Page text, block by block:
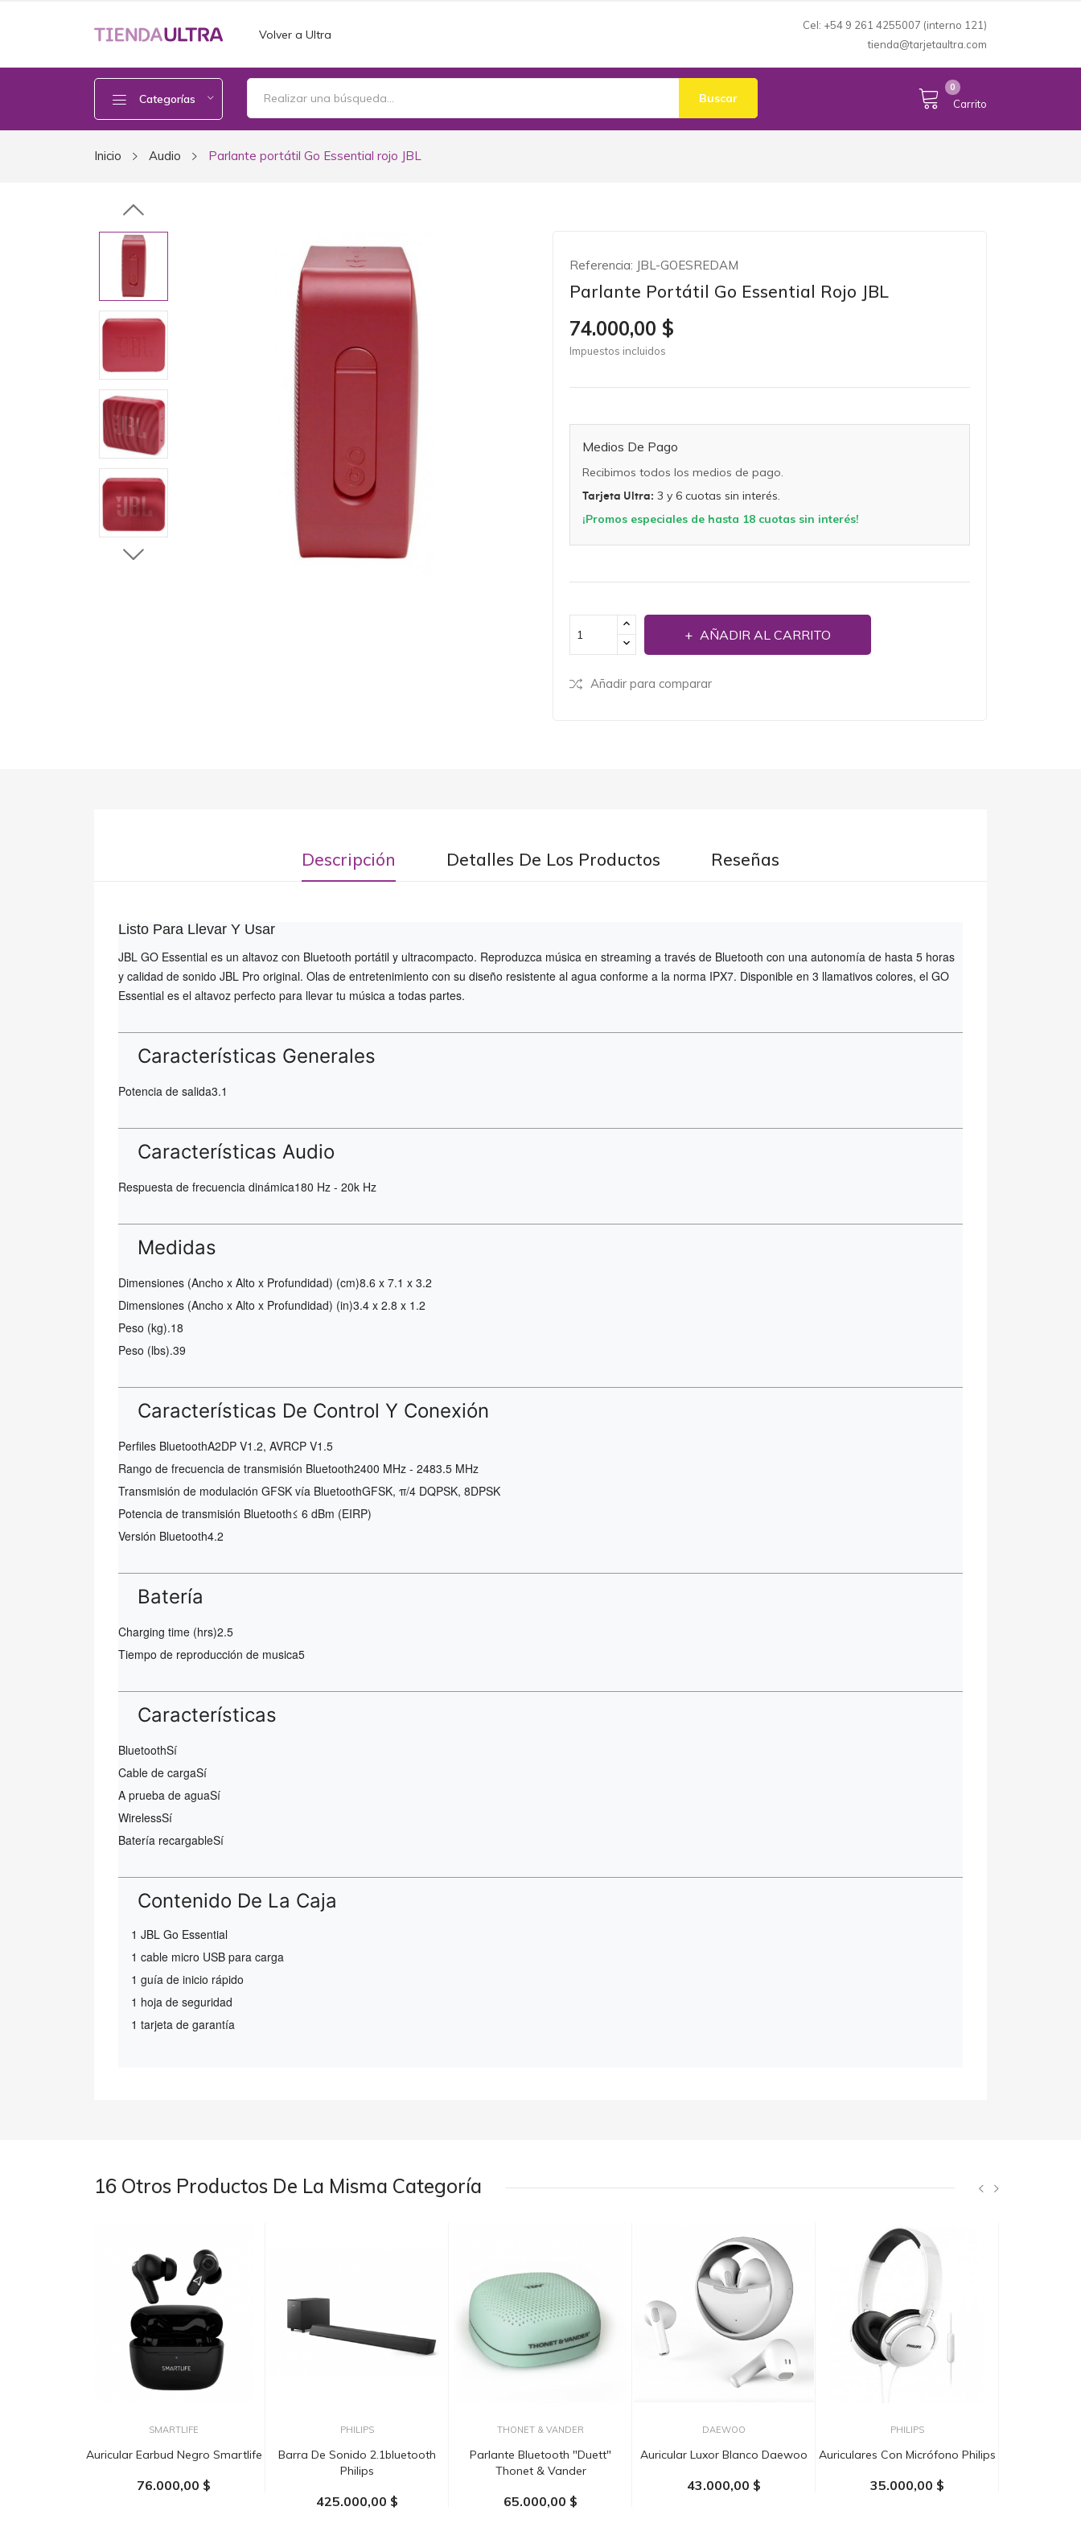
Volver a Ultra
Cel: +54 9 261 4255007 (interno 121)
tienda@tarjetaultra.com
Categorías Buscar Carrito
0
Inicio Audio Parlante portátil Go Essential rojo JBL
Referencia: JBL-GOESREDAM
Parlante Portátil Go Essential Rojo JBL
74.000,00 $
Impuestos incluidos
Medios De Pago
Recibimos todos los medios de pago.
Tarjeta Ultra: 3 y 6 cuotas sin interés.
¡Promos especiales de hasta 18 cuotas sin interés!
AÑADIR AL CARRITO
Añadir para comparar
Descripción Detalles De Los Productos Reseñas
Listo Para Llevar Y Usar
JBL GO Essential es un altavoz con Bluetooth portátil y ultracompacto. Reproduzca música en streaming a través de Bluetooth con una autonomía de hasta 5 horas
y calidad de sonido JBL Pro original. Olas de entretenimiento con su diseño resistente al agua conforme a la norma IPX7. Disponible en 3 llamativos colores, el GO
Essential es el altavoz perfecto para llevar tu música a todas partes.
Características Generales
Potencia de salida3.1
Características Audio
Respuesta de frecuencia dinámica180 Hz - 20k Hz
Medidas
Dimensiones (Ancho x Alto x Profundidad) (cm)8.6 x 7.1 x 3.2
Dimensiones (Ancho x Alto x Profundidad) (in)3.4 x 2.8 x 1.2
Peso (kg).18
Peso (lbs).39
Características De Control Y Conexión
Perfiles BluetoothA2DP V1.2, AVRCP V1.5
Rango de frecuencia de transmisión Bluetooth2400 MHz - 2483.5 MHz
Transmisión de modulación GFSK vía BluetoothGFSK, π/4 DQPSK, 8DPSK
Potencia de transmisión Bluetooth≤ 6 dBm (EIRP)
Versión Bluetooth4.2
Batería
Charging time (hrs)2.5
Tiempo de reproducción de musica5
Características
BluetoothSí
Cable de cargaSí
A prueba de aguaSí
WirelessSí
Batería recargableSí
Contenido De La Caja
1 JBL Go Essential
1 cable micro USB para carga
1 guía de inicio rápido
1 hoja de seguridad
1 tarjeta de garantía
16 Otros Productos De La Misma Categoría
SMARTLIFE
Auricular Earbud Negro Smartlife
76.000,00 $
PHILIPS
Barra De Sonido 2.1bluetooth
Philips
425.000,00 $
THONET & VANDER
Parlante Bluetooth "Duett"
Thonet & Vander
65.000,00 $
DAEWOO
Auricular Luxor Blanco Daewoo
43.000,00 $
PHILIPS
Auriculares Con Micrófono Philips
35.000,00 $